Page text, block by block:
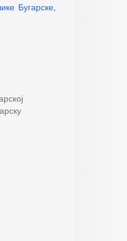
Бугарске,